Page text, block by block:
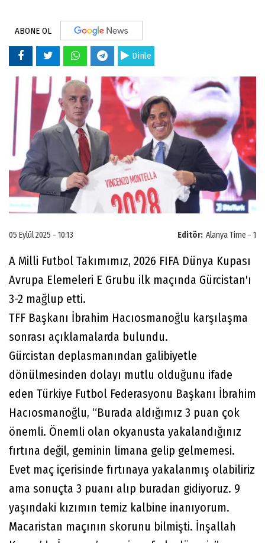
ABONE OL
Dinle
Editör: Alanya Time - 1
05 Eylül 2025 - 10:13
A Milli Futbol Takımımız, 2026 FIFA Dünya Kupası
Avrupa Elemeleri E Grubu ilk maçında Gürcistan'ı
3-2 mağlup etti.
TFF Başkanı İbrahim Hacıosmanoğlu karşılaşma
sonrası açıklamalarda bulundu.
Gürcistan deplasmanından galibiyetle
dönülmesinden dolayı mutlu olduğunu ifade
eden Türkiye Futbol Federasyonu Başkanı İbrahim
Hacıosmanoğlu, “Burada aldığımız 3 puan çok
önemli. Önemli olan okyanusta yakalandığınız
fırtına değil, geminin limana gelip gelmemesi.
Evet maç içerisinde fırtınaya yakalanmış olabiliriz
ama sonuçta 3 puanı alıp buradan gidiyoruz. 9
yaşındaki kızımın temiz kalbine inanıyorum.
Macaristan maçının skorunu bilmişti. İnşallah